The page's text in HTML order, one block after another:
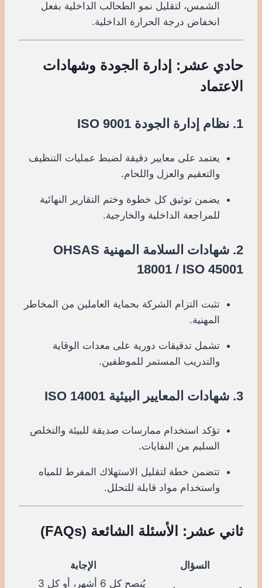
الشمس، لتقليل نمو الطحالب الداخلية بفعل
انخفاض درجة الحرارة الداخلية.
حادي عشر: إدارة الجودة وشهادات
الاعتماد
1. نظام إدارة الجودة ISO 9001
يعتمد على معايير دقيقة لضبط عمليات التنظيف
والتعقيم والعزل واللحام.
يضمن توثيق كل خطوة وختم التقارير النهائية
للمراجعة الداخلية والخارجية.
2. شهادات السلامة المهنية OHSAS
18001 / ISO 45001
تثبت التزام الشركة بحماية العاملين من المخاطر
المهنية.
تشمل تدقيقات دورية على معدات الوقاية
والتدريب المستمر للموظفين.
3. شهادات المعايير البيئية ISO 14001
تؤكد استخدام ممارسات صديقة للبيئة والتخلص
السليم من النفايات.
تتضمن خطة لتقليل الاستهلاك المفرط للمياه
واستخدام مواد قابلة للتحلل.
ثاني عشر: الأسئلة الشائعة (FAQs)
السؤال الإجابة
يُنصح كل 6 أشهر، أو كل 3